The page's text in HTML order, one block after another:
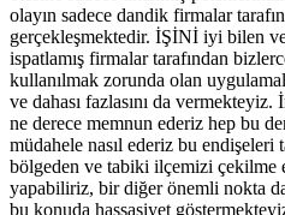
olayın sadece dandik firmalar
gerçekleşmektedir. İŞİNİ iyi bilen
ispatlamış firmalar tarafından
kullanılmak zorunda olan
ve dahası fazlasını da vermekteyiz.
ne derece memnun ederiz hep bu
müdahele nasıl ederiz bu endişeleri
bölgeden ve tabiki ilçemizi çekilme
yapabiliriz, bir diğer önemli nokta
bu konuda hassasiyet